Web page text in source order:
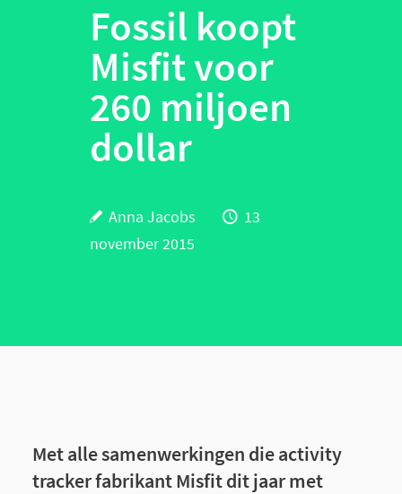
Fossil koopt
Misfit voor
260 miljoen
dollar
Anna Jacobs
13
november 2015
Met alle samenwerkingen die activity
tracker fabrikant Misfit dit jaar met